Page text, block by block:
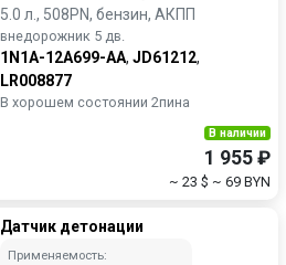
5.0 л., 508PN, бензин, АКПП
внедорожник 5 дв.
1N1A-12A699-AA, JD61212,
LR008877
В хорошем состоянии 2пина
В наличии
1 955 ₽
~ 23 $ ~ 69 BYN
Датчик детонации
Применяемость: